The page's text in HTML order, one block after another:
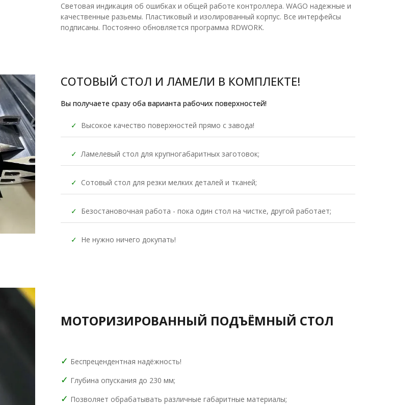
Световая индикация об ошибках и общей работе контроллера. WAGO надежные и
качественные разьемы. Пластиковый и изолированный корпус. Все интерфейсы
подписаны. Постоянно обновляется программа RDWORK.
СОТОВЫЙ СТОЛ И ЛАМЕЛИ В КОМПЛЕКТЕ!
Вы получаете сразу оба варианта рабочих поверхностей!
✓ Высокое качество поверхностей прямо с завода!
✓ Ламелевый стол для крупногабаритных заготовок;
✓ Сотовый стол для резки мелких деталей и тканей;
✓ Безостановочная работа - пока один стол на чистке, другой работает;
✓ Не нужно ничего докупать!
МОТОРИЗИРОВАННЫЙ ПОДЪЁМНЫЙ СТОЛ
✓ Беспрецендентная надёжность!
✓ Глубина опускания до 230 мм;
✓ Позволяет обрабатывать различные габаритные материалы;